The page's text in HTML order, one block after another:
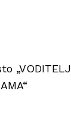
„VODITELJ